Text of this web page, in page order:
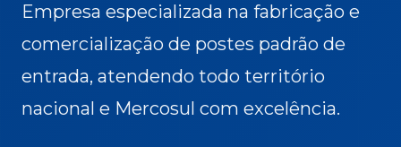
Empresa especializada na fabricação e
comercialização de postes padrão de
entrada, atendendo todo território
nacional e Mercosul com excelência.